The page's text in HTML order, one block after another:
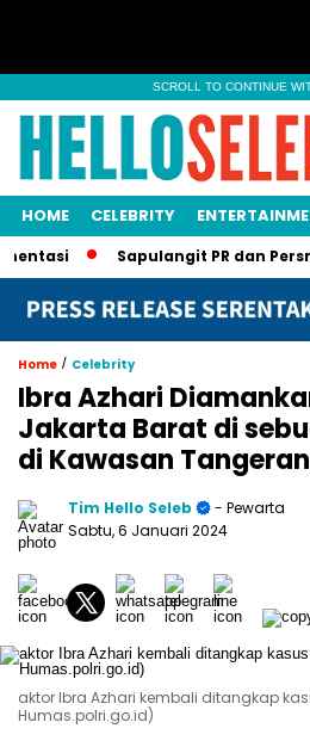
SCROLL TO CONTINUE
HOME CELEBRITY
Sapulangit PR dan
Home / Celebrity
Ibra Azhari
Jakarta Barat di
di Kawasan
Tim Hello Seleb
- Pewarta
Sabtu, 6 Januari 2024
aktor Ibra Azhari kembali ditangkap
Humas.polri.go.id)